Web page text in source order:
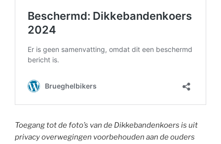
Toegang tot de foto’s van de Dikkebandenkoers is uit
privacy overwegingen voorbehouden aan de ouders